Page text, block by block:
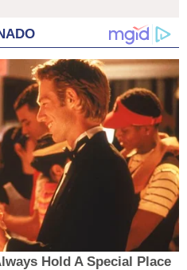
Hold A Special Place